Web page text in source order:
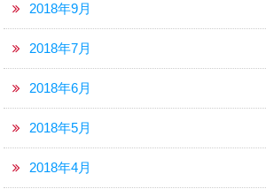
2018年9月
2018年7月
2018年6月
2018年5月
2018年4月